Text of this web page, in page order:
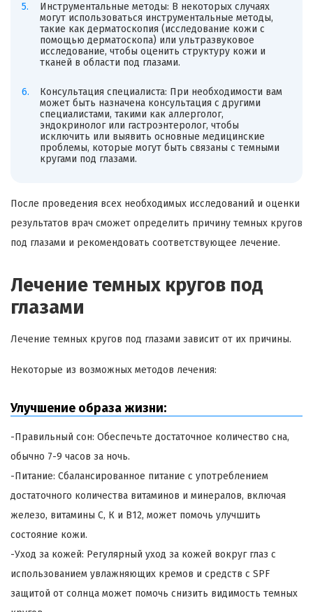
Инструментальные методы: В некоторых случаях
могут использоваться инструментальные методы,
такие как дерматоскопия (исследование кожи с
помощью дерматоскопа) или ультразвуковое
исследование, чтобы оценить структуру кожи и
тканей в области под глазами.
Консультация специалиста: При необходимости вам
может быть назначена консультация с другими
специалистами, такими как аллерголог,
эндокринолог или гастроэнтеролог, чтобы
исключить или выявить основные медицинские
проблемы, которые могут быть связаны с темными
кругами под глазами.
После проведения всех необходимых исследований и оценки
результатов врач сможет определить причину темных кругов
под глазами и рекомендовать соответствующее лечение.
Лечение темных кругов под
глазами
Лечение темных кругов под глазами зависит от их причины.
Некоторые из возможных методов лечения:
Улучшение образа жизни:
-Правильный сон: Обеспечьте достаточное количество сна,
обычно 7-9 часов за ночь.
-Питание: Сбалансированное питание с употреблением
достаточного количества витаминов и минералов, включая
железо, витамины С, К и В12, может помочь улучшить
состояние кожи.
-Уход за кожей: Регулярный уход за кожей вокруг глаз с
использованием увлажняющих кремов и средств с SPF
защитой от солнца может помочь снизить видимость темных